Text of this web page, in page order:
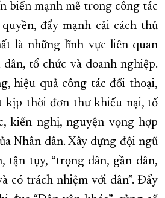
biến mạnh mẽ trong công tác
đẩy mạnh cải cách thủ
là những lĩnh vực liên quan
tổ chức và doanh nghiệp.
hiệu quả công tác đối thoại,
kịp thời đơn thư khiếu nại, tố
kiến nghị, nguyện vọng hợp
Nhân dân. Xây dựng đội ngũ
tận tụy, “trọng dân, gần dân,
có trách nhiệm với dân”. Đẩy